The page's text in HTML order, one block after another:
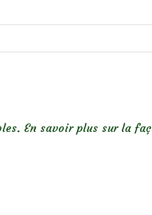
En savoir plus sur la